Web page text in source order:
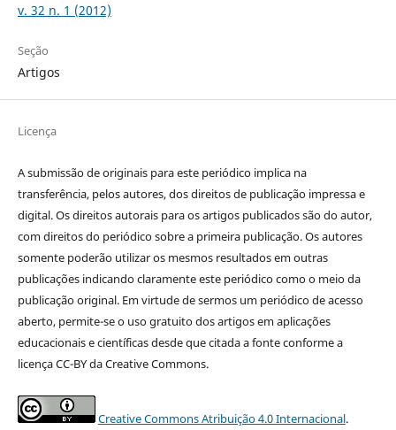
v. 32 n. 1 (2012)
Seção
Artigos
Licença
A submissão de originais para este periódico implica na
transferência, pelos autores, dos direitos de publicação impressa e
digital. Os direitos autorais para os artigos publicados são do autor,
com direitos do periódico sobre a primeira publicação. Os autores
somente poderão utilizar os mesmos resultados em outras
publicações indicando claramente este periódico como o meio da
publicação original. Em virtude de sermos um periódico de acesso
aberto, permite-se o uso gratuito dos artigos em aplicações
educacionais e científicas desde que citada a fonte conforme a
licença CC-BY da Creative Commons.
Creative Commons Atribuição 4.0 Internacional.